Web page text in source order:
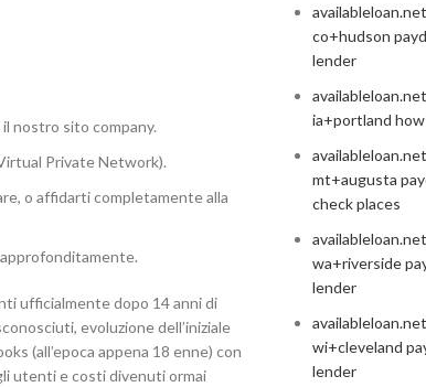
nostro sito company.
Private Network).
o affidarti completamente alla
ufficialmente dopo 14 anni di
evoluzione dell’iniziale
(all’epoca appena 18 enne) con
utenti e costi divenuti ormai
co+hudson
lender
ia+portland
mt+augusta
check places
wa+riverside
lender
wi+cleveland
lender